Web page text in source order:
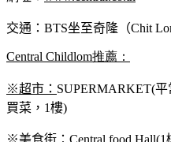
交通：BTS坐至奇隆（Chit
Central Childlom推薦：
※超市： SUPERMARKET(
買菜，1樓)
※美食街： Central food Hall(1